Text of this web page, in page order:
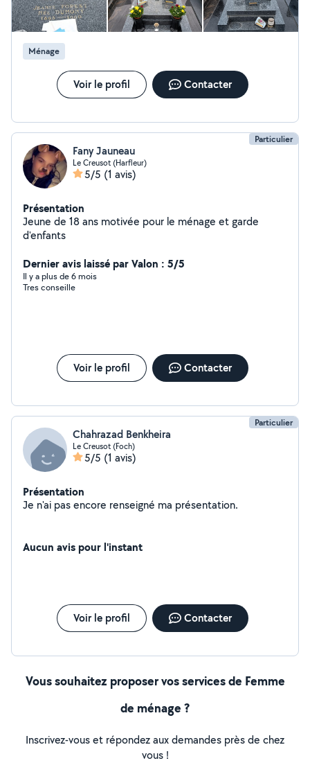
Ménage
Voir le profil Contacter
Particulier
Fany Jauneau
Le Creusot (Harfleur)
5/5 (1 avis)
Présentation
Jeune de 18 ans motivée pour le ménage et garde
d'enfants
Dernier avis laissé par Valon : 5/5
Il y a plus de 6 mois
Tres conseille
Voir le profil Contacter
Particulier
Chahrazad Benkheira
Le Creusot (Foch)
5/5 (1 avis)
Présentation
Je n'ai pas encore renseigné ma présentation.
Aucun avis pour l'instant
Voir le profil Contacter
Vous souhaitez proposer vos services de Femme
de ménage ?
Inscrivez-vous et répondez aux demandes près de chez
vous !